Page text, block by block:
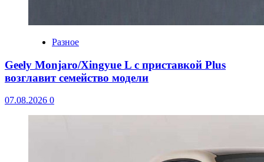
Разное
Geely Monjaro/Xingyue L с приставкой Plus
возглавит семейство модели
07.08.2026 0